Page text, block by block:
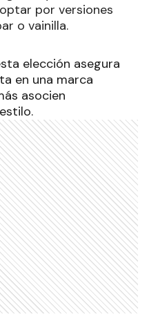
por versiones
o vainilla.
elección asegura
en una marca
asocien